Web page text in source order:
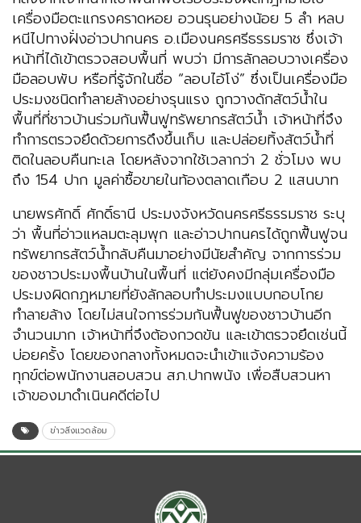
เครื่องมือตะแกรงคราดหอย อวนรุนอย่างน้อย 5 ลำ หลบ
หนีไปทางฝั่งอ่าวปากนคร อ.เมืองนครศรีธรรมราช ซึ่งเจ้า
หน้าที่ได้เข้าตรวจสอบพื้นที่ พบว่า มีการลักลอบวางเครื่อง
มือลอบพับ หรือที่รู้จักในชื่อ “ลอบไอ้โง่” ซึ่งเป็นเครื่องมือ
ประมงชนิดทำลายล้างอย่างรุนแรง ถูกวางดักสัตว์น้ำใน
พื้นที่ที่ชาวบ้านร่วมกันฟื้นฟูทรัพยากรสัตว์น้ำ เจ้าหน้าที่จึง
ทำการตรวจยึดด้วยการดึงขึ้นเก็บ และปล่อยทิ้งสัตว์น้ำที่
ติดในลอบคืนทะเล โดยหลังจากใช้เวลากว่า 2 ชั่วโมง พบ
ถึง 154 ปาก มูลค่าซื้อขายในท้องตลาดเกือบ 2 แสนบาท
นายพรศักดิ์ ศักดิ์ธานี ประมงจังหวัดนครศรีธรรมราช ระบุ
ว่า พื้นที่อ่าวแหลมตะลุมพุก และอ่าวปากนครได้ถูกฟื้นฟูจน
ทรัพยากรสัตว์น้ำกลับคืนมาอย่างมีนัยสำคัญ จากการร่วม
ของชาวประมงพื้นบ้านในพื้นที่ แต่ยังคงมีกลุ่มเครื่องมือ
ประมงผิดกฎหมายที่ยังลักลอบทำประมงแบบกอบโกย
ทำลายล้าง โดยไม่สนใจการร่วมกันฟื้นฟูของชาวบ้านอีก
จำนวนมาก เจ้าหน้าที่จึงต้องกวดขัน และเข้าตรวจยึดเช่นนี้
บ่อยครั้ง โดยของกลางทั้งหมดจะนำเข้าแจ้งความร้อง
ทุกข์ต่อพนักงานสอบสวน สภ.ปากพนัง เพื่อสืบสวนหา
เจ้าของมาดำเนินคดีต่อไป
ข่าวสิ่งแวดล้อม